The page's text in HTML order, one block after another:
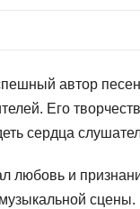
автор
Его
сердца
любовь и
сцены.